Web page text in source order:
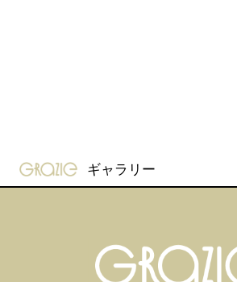
gravure-grazie
ギャラリー